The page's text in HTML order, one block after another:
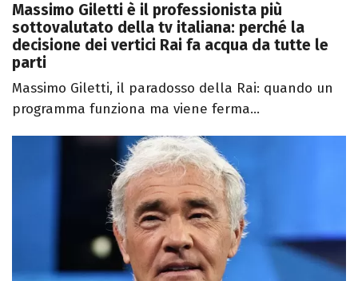
Massimo Giletti è il professionista più
sottovalutato della tv italiana: perché la
decisione dei vertici Rai fa acqua da tutte le
parti
Massimo Giletti, il paradosso della Rai: quando un
programma funziona ma viene ferma...